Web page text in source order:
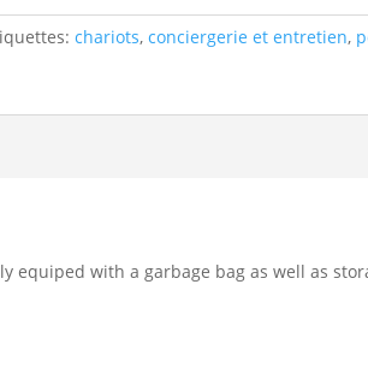
chariots,conciergerie et entretien,
equiped with a garbage bag as well as